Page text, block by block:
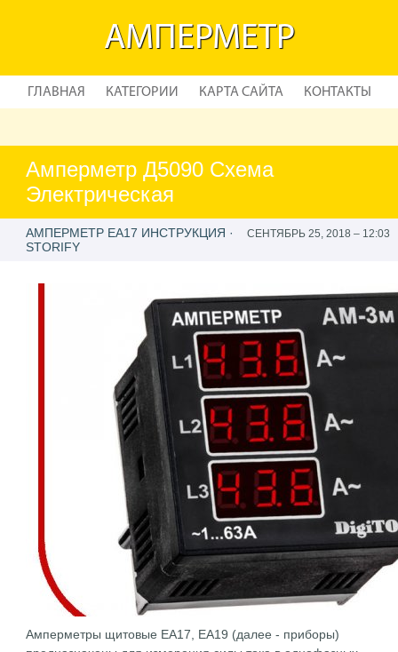
АМПЕРМЕТР
ГЛАВНАЯ КАТЕГОРИИ КАРТА САЙТА КОНТАКТЫ
Амперметр Д5090 Схема
Электрическая
АМПЕРМЕТР ЕА17 ИНСТРУКЦИЯ ·
STORIFY
СЕНТЯБРЬ 25, 2018 – 12:03
Амперметры щитовые ЕА17, ЕА19 (далее - приборы)